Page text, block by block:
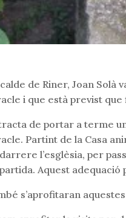
de Riner, Joan
i que està previst
de portar a terme
Partint de la Casa
l’esglèsia, per
Aquest
s’aprofitaran